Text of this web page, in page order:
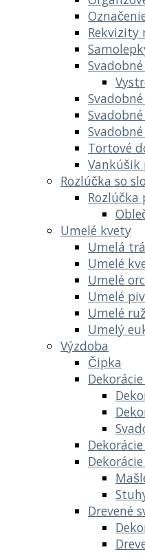
Rekvizity
Tortové
Vankúšik
Rozlúčka so
Rozlúčka
Umelé kvety
Umelá
Umelé
Umelé
Umelé
Umelé
Umelý
Výzdoba
Čipka
Drevené